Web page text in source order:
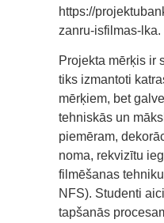
https://
zanru-isfilmas-lka.
Projekta mērķis ir
tiks izmantoti
mērķiem, bet
tehniskās un
piemēram,
noma, rekvizītu
filmēšanas
NFS). Studenti
tapšanās